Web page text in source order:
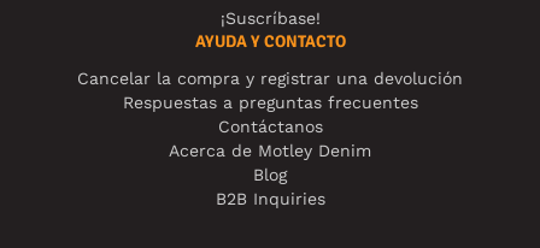
¡Suscríbase!
AYUDA Y CONTACTO
Cancelar la compra y registrar una devolución
Respuestas a preguntas frecuentes
Contáctanos
Acerca de Motley Denim
Blog
B2B Inquiries